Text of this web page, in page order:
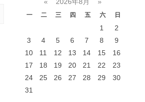
一 二 三 四 五 六 日
1
2
3
4 5 6 7 8
9
10
11 12 13 14 15
16
17
18 19 20 21 22
23
24
25 26 27 28 29
30
31